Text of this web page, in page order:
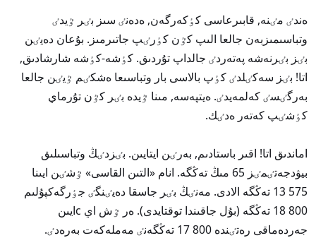
ەندٸ مٸنە, قابىرعاسى كٶكەرگەن, ەدەنٸ سىز بٸر ٷيدٸ
وتباسىمىزبەن جالعا الىپ كٷن كٶرٸپ جاتىرمىز. بۇعان دەيٸن
بٸز بٸرنەشە پەتەردٸ جالداپ تۇردىق. كٶشە-كٶشە شارشادىق,
اتا! بٸز سەكٸلدٸ كٶپ بالاسى بار وتباسىعا ەشكٸم ٷيٸن جالعا
بەرگٸسٸ كەلمەيدٸ. ەيتپەسە, مىنا ٷيدە بٸر كٷن تۇرماي
كٶشٸپ كەتەر ەدٸك.
اماندىق اتا! اقىر باستادىم, بەرٸن ايتايىن. بٸزدٸڭ وتباسىلىق
بيۋدجەتٸمٸز 65 مىڭ تەڭگە. انام «التىن القاسى» ٷشٸن ايىنا
13 575 تەڭگە الادى. مەنٸڭ بٸر جاسقا دەيٸنگٸ جٶرگەكپۇلىم
18 800 تەڭگە (بۇل جاقىندا توقتايدى). ەر ٷش اي cايىن
جەردەماقى رەتٸندە 17 800 تەڭگەنٸ مەملەكەت بەرەدٸ.